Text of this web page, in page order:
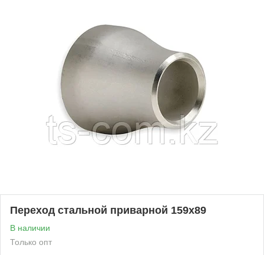
Переход стальной приварной 159х89
В наличии
Только опт